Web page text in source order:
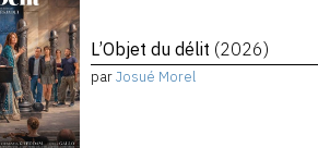
L’Objet du délit (2026)
parJosué Morel